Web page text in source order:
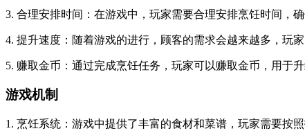
3. 合理安排时间：在游戏中，玩家需要合理安排烹饪时间，
4. 提升速度：随着游戏的进行，顾客的需求会越来越多，玩
5. 赚取金币：通过完成烹饪任务，玩家可以赚取金币，用于
游戏机制
1. 烹饪系统：游戏中提供了丰富的食材和菜谱，玩家需要按